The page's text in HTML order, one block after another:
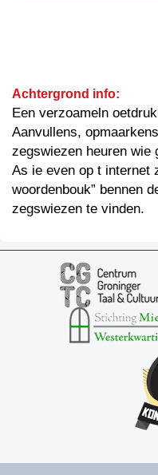
Achtergrond info:
Een verzoameln
Aanvullens,
zegswiezen heuren wie
As ie even op t internet
woordenbouk” bennen
zegswiezen te vinden.